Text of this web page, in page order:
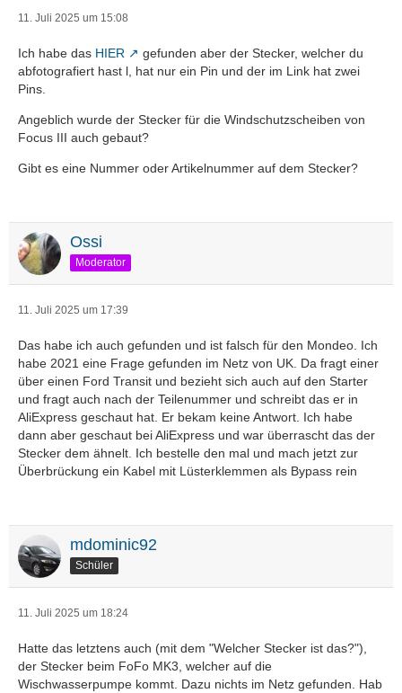
11. Juli 2025 um 15:08
Ich habe das HIER
gefunden aber der Stecker, welcher du
abfotografiert hast l, hat nur ein Pin und der im Link hat zwei
Pins.
Angeblich wurde der Stecker für die Windschutzscheiben von
Focus III auch gebaut?
Gibt es eine Nummer oder Artikelnummer auf dem Stecker?
Ossi
Moderator
11. Juli 2025 um 17:39
Das habe ich auch gefunden und ist falsch für den Mondeo. Ich
habe 2021 eine Frage gefunden im Netz von UK. Da fragt einer
über einen Ford Transit und bezieht sich auch auf den Starter
und fragt auch nach der Teilenummer und schreibt das er in
AliExpress geschaut hat. Er bekam keine Antwort. Ich habe
dann aber geschaut bei AliExpress und war überrascht das der
Stecker dem ähnelt. Ich bestelle den mal und mach jetzt zur
Überbrückung ein Kabel mit Lüsterklemmen als Bypass rein
mdominic92
Schüler
11. Juli 2025 um 18:24
Hatte das letztens auch (mit dem "Welcher Stecker ist das?"),
der Stecker beim FoFo MK3, welcher auf die
Wischwasserpumpe kommt. Dazu nichts im Netz gefunden. Hab